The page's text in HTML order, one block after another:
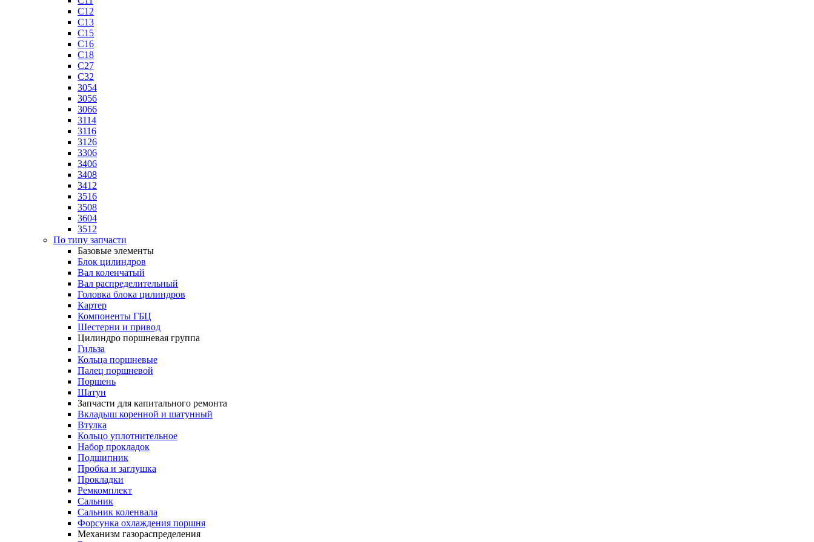
C12
C13
C15
C16
C18
C27
C32
3054
3056
3066
3114
3116
3126
3306
3406
3408
3412
3516
3508
3604
3512
По типу запчасти
Базовые элементы
Блок цилиндров
Вал коленчатый
Вал распределительный
Головка блока цилиндров
Картер
Компоненты ГБЦ
Шестерни и привод
Цилиндро поршневая группа
Гильза
Кольца поршневые
Палец поршневой
Поршень
Шатун
Запчасти для капитального ремонта
Вкладыш коренной и шатунный
Втулка
Кольцо уплотнительное
Набор прокладок
Подшипник
Пробка и заглушка
Прокладки
Ремкомплект
Сальник
Сальник коленвала
Форсунка охлаждения поршня
Механизм газораспределения